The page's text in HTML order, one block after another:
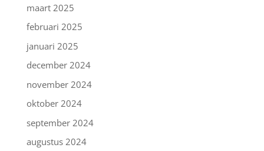
maart 2025
februari 2025
januari 2025
december 2024
november 2024
oktober 2024
september 2024
augustus 2024